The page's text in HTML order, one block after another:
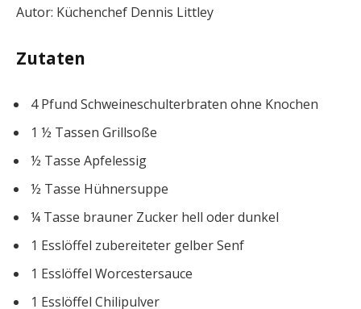
Autor: Küchenchef Dennis Littley
Zutaten
4 Pfund Schweineschulterbraten ohne Knochen
1 ½ Tassen Grillsoße
½ Tasse Apfelessig
½ Tasse Hühnersuppe
¼ Tasse brauner Zucker hell oder dunkel
1 Esslöffel zubereiteter gelber Senf
1 Esslöffel Worcestersauce
1 Esslöffel Chilipulver